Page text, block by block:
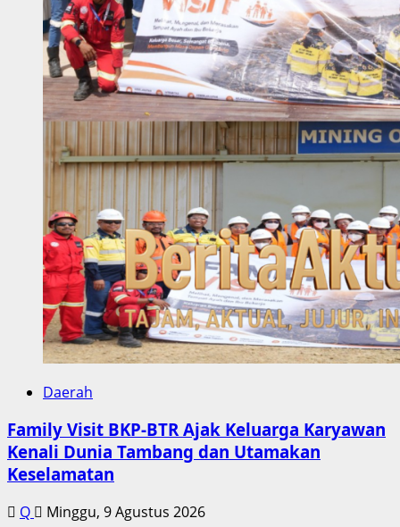
Daerah
Family Visit BKP-BTR Ajak Keluarga Karyawan
Kenali Dunia Tambang dan Utamakan
Keselamatan
Q Minggu, 9 Agustus 2026